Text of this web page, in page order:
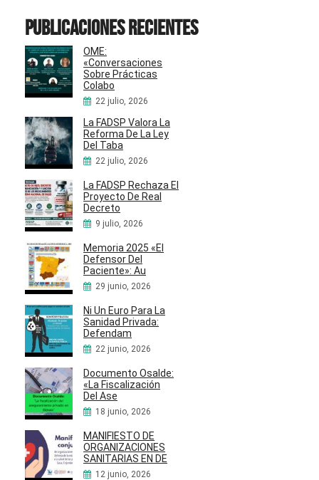
Publicaciones recientes
OME:
«Conversaciones
Sobre Prácticas
Colabo
22 julio, 2026
La FADSP Valora La
Reforma De La Ley
Del Taba
22 julio, 2026
La FADSP Rechaza El
Proyecto De Real
Decreto
9 julio, 2026
Memoria 2025 «El
Defensor Del
Paciente»: Au
29 junio, 2026
Ni Un Euro Para La
Sanidad Privada:
Defendam
22 junio, 2026
Documento Osalde:
«La Fiscalización
Del Ase
18 junio, 2026
MANIFIESTO DE
ORGANIZACIONES
SANITARIAS EN DE
12 junio, 2026